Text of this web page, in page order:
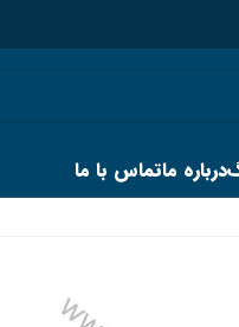
درباره ماتماس با ما